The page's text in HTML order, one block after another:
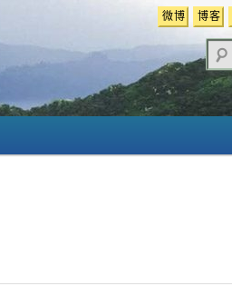
博客
微博